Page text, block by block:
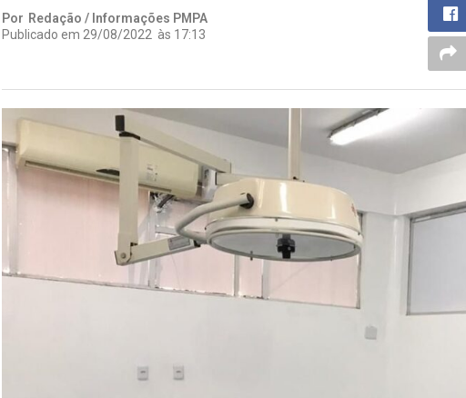
Por Redação / Informações PMPA
Publicado em 29/08/2022 às 17:13